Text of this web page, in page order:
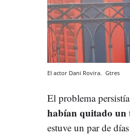
El actor Dani Rovira. Gtres
El problema
habían quitado un
estuve un par de